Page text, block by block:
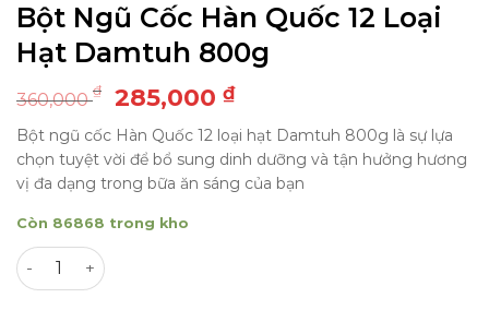
Bột Ngũ Cốc Hàn Quốc 12 Loại
Hạt Damtuh 800g
360,000₫
Giá
gốc
là:
360,000 ₫.
285,000 ₫Giá
hiện
tại
là:
285,000 ₫.
Bột ngũ cốc Hàn Quốc 12 loại hạt Damtuh 800g là sự lựa
chọn tuyệt vời để bổ sung dinh dưỡng và tận hưởng hương
vị đa dạng trong bữa ăn sáng của bạn
Còn 86868 trong kho
Bột ngũ cốc Hàn Quốc 12 loại hạt Damtuh 800g số lượng